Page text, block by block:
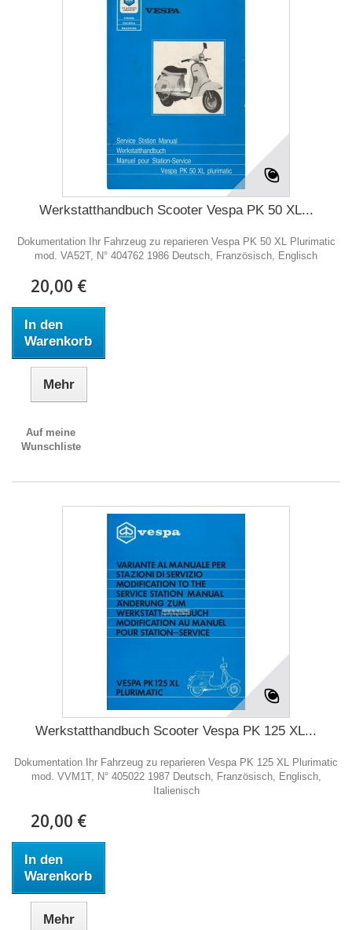
Werkstatthandbuch Scooter Vespa PK 50 XL...
Dokumentation Ihr Fahrzeug zu reparieren Vespa PK 50 XL Plurimatic
mod. VA52T, N° 404762 1986 Deutsch, Französisch, Englisch
20,00 €
In den
Warenkorb
Mehr
Auf meine
Wunschliste
Werkstatthandbuch Scooter Vespa PK 125 XL...
Dokumentation Ihr Fahrzeug zu reparieren Vespa PK 125 XL Plurimatic
mod. VVM1T, N° 405022 1987 Deutsch, Französisch, Englisch,
Italienisch
20,00 €
In den
Warenkorb
Mehr